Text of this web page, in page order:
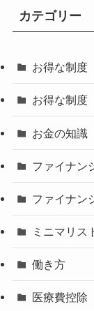
カテゴリー
お得な制度
お得な制度
お金の知識
ファイナン
ファイナン
ミニマリス
働き方
医療費控除